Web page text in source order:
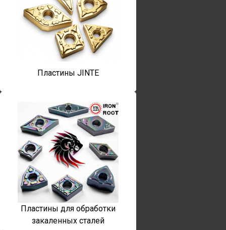
Пластины JINTE
Пластины для обработки
закаленных сталей